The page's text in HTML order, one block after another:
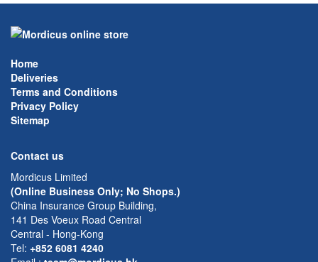
Home
Deliveries
Terms and Conditions
Privacy Policy
Sitemap
Contact us
Mordicus Limited
(Online Business Only; No Shops.)
China Insurance Group Building,
141 Des Voeux Road Central
Central - Hong-Kong
Tel: +852 6081 4240